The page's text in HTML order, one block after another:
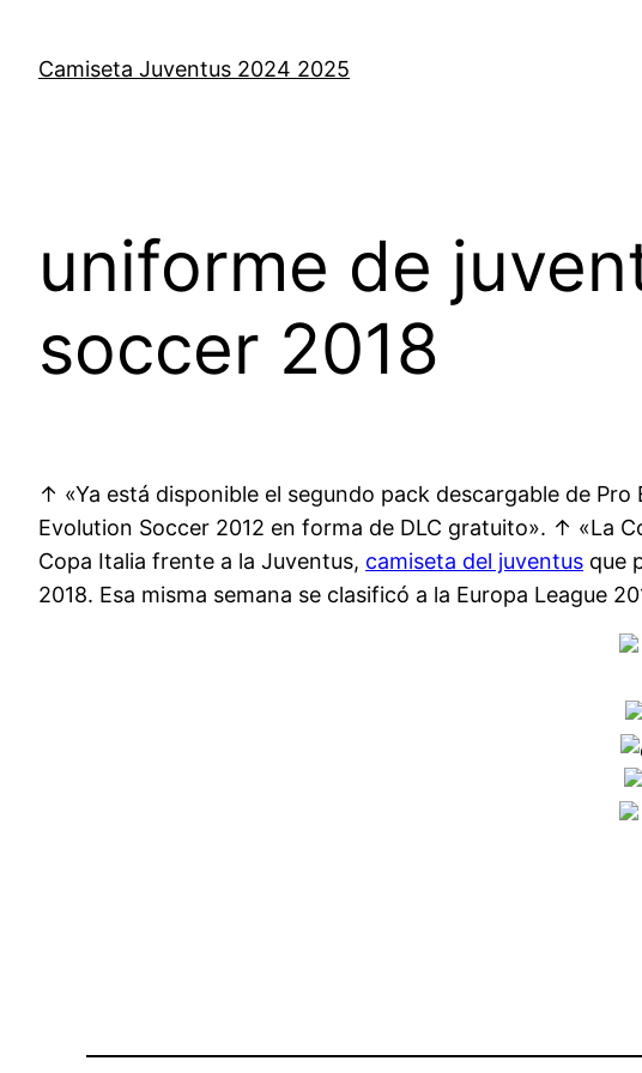
contenido
Camiseta Juventus 2024 2025
uniforme de
soccer 2018
↑ «Ya está disponible el segundo pack descargable de
Evolution Soccer 2012 en forma de DLC gratuito». ↑ «La
Copa Italia frente a la Juventus, camiseta del juventus que
2018. Esa misma semana se clasificó a la Europa League